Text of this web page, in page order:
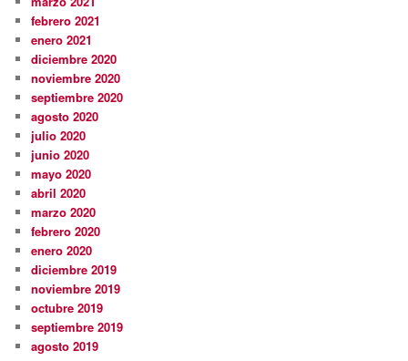
febrero 2021
enero 2021
diciembre 2020
noviembre 2020
septiembre 2020
agosto 2020
julio 2020
junio 2020
mayo 2020
abril 2020
marzo 2020
febrero 2020
enero 2020
diciembre 2019
noviembre 2019
octubre 2019
septiembre 2019
agosto 2019